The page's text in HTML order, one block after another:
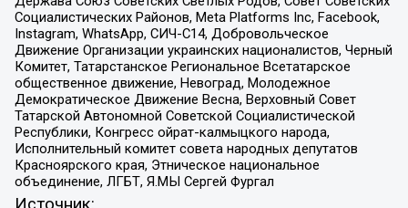
Социалистических Районов, Meta Platforms Inc, Facebook,
Instagram, WhatsApp, СИЧ-С14, Добровольческое
Движение Организации украинских националистов, Черный
Комитет, Татарстанское Региональное Всетатарское
общественное движение, Невоград, Молодежное
Демократическое Движение Весна, Верховный Совет
Татарской Автономной Советской Социалистической
Республики, Конгресс ойрат-калмыцкого народа,
Исполнительный комитет совета народных депутатов
Красноярского края, Этническое национальное
объединение, ЛГБТ, Я.МЫ Сергей Фургал